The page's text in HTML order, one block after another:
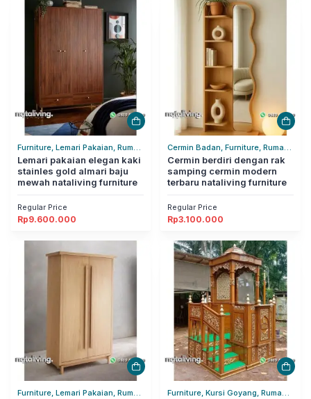
Furniture, Lemari Pakaian, Rumah
Tangga
Lemari pakaian elegan kaki
stainles gold almari baju
mewah nataliving furniture
Regular Price
Rp9.600.000
Cermin Badan, Furniture, Rumah
Tangga
Cermin berdiri dengan rak
samping cermin modern
terbaru nataliving furniture
Regular Price
Rp3.100.000
Furniture, Lemari Pakaian, Rumah
Furniture, Kursi Goyang, Rumah